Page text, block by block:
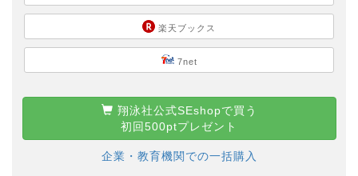
楽天ブックス
7net
翔泳社公式SEshopで買う
初回500ptプレゼント
企業・教育機関での一括購入